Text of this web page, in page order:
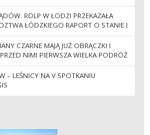
RDLP W ŁODZI PRZEKAZAŁA
ŁÓDZKIEGO RAPORT O STANIE I
CZARNE MAJĄ JUŻ OBRĄCZKI I
NIMI PIERWSZA WIELKA PODRÓŻ
– LEŚNICY NA V SPOTKANIU